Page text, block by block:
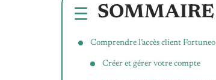
SOMMAIRE
Comprendre l’accès client Fortuneo
Créer et gérer votre compte